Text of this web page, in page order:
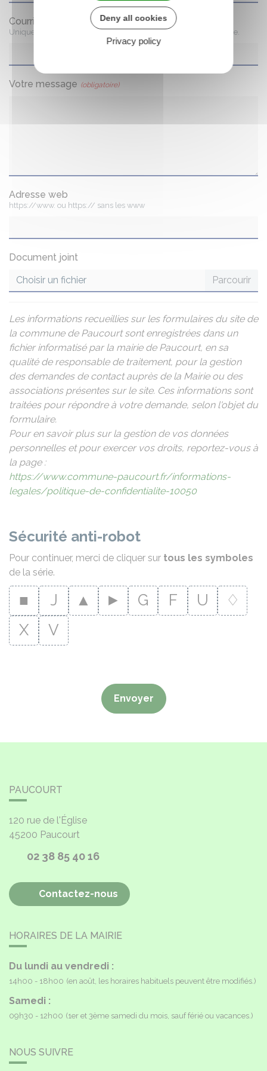
Courriel
Uniquement conservé le temps du traitement de votre demande.
Votre message (obligatoire)
Adresse web
https://www. ou https:// sans les www
Document joint
Choisir un fichier
Les informations recueillies sur les formulaires du site de
la commune de Paucourt sont enregistrées dans un
fichier informatisé par la mairie de Paucourt, en sa
qualité de responsable de traitement, pour la gestion
des demandes de contact auprès de la Mairie ou des
associations présentes sur le site. Ces informations sont
traitées pour répondre à votre demande, selon l'objet du
formulaire.
Pour en savoir plus sur la gestion de vos données
personnelles et pour exercer vos droits, reportez-vous à
la page :
https://www.commune-paucourt.fr/informations-
legales/politique-de-confidentialite-10050
Sécurité anti-robot
Pour continuer, merci de cliquer sur tous les symboles
de la série.
■ J ▲ ► G F U
♢
X
V
Envoyer
PAUCOURT
120 rue de l'Église
45200 Paucourt
02 38 85 40 16
Contactez-nous
HORAIRES DE LA MAIRIE
Du lundi au vendredi :
14h00 - 18h00 (en août, les horaires habituels peuvent être modifiés.)
Samedi :
09h30 - 12h00 (1er et 3ème samedi du mois, sauf férié ou vacances.)
NOUS SUIVRE
Deny all cookies
Privacy policy